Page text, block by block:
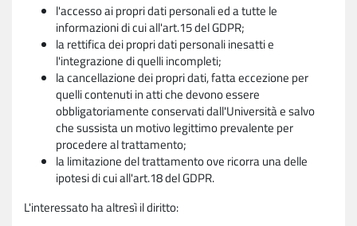
l'accesso ai propri dati personali ed a tutte le
informazioni di cui all'art.15 del GDPR;
la rettifica dei propri dati personali inesatti e
l'integrazione di quelli incompleti;
la cancellazione dei propri dati, fatta eccezione per
quelli contenuti in atti che devono essere
obbligatoriamente conservati dall'Università e salvo
che sussista un motivo legittimo prevalente per
procedere al trattamento;
la limitazione del trattamento ove ricorra una delle
ipotesi di cui all'art.18 del GDPR.
L'interessato ha altresì il diritto: